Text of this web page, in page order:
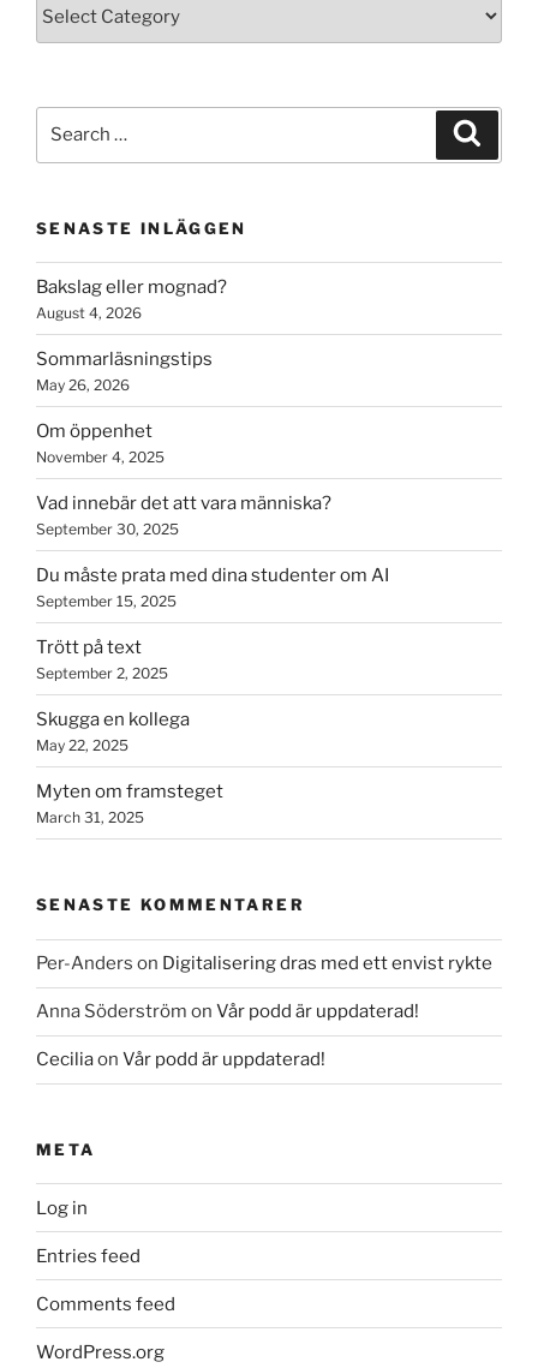
SENASTE INLÄGGEN
Bakslag eller mognad?
August 4, 2026
Sommarläsningstips
May 26, 2026
Om öppenhet
November 4, 2025
Vad innebär det att vara människa?
September 30, 2025
Du måste prata med dina studenter om AI
September 15, 2025
Trött på text
September 2, 2025
Skugga en kollega
May 22, 2025
Myten om framsteget
March 31, 2025
SENASTE KOMMENTARER
Per-Anders on Digitalisering dras med ett envist rykte
Anna Söderström on Vår podd är uppdaterad!
Ceciliaon Vår podd är uppdaterad!
META
Log in
Entries feed
Comments feed
WordPress.org